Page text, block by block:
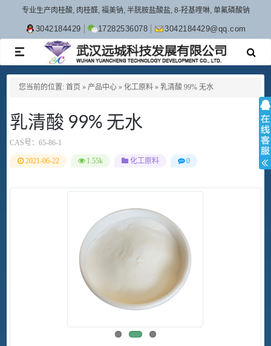
专业生产肉桂酸, 肉桂醛, 福美钠, 半胱胺盐酸盐, 8-羟基喹啉, 单氟磷酸钠
3042184429 17282536078 3042184429@qq.com
TOGGLE
NAVIGATION
您当前的位置: 首页 » 产品中心 » 化工原料 » 乳清酸 99% 无水
乳清酸 99% 无水
CAS号： 65-86-1
2021-06-22 1.55k 化工原料 0